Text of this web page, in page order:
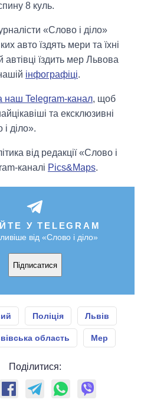
8 куль.
«Слово і діло»
авто їздять мери та їхні
автівці їздить мер Львова
інфографіці.
наш Telegram-канал, щоб
та ексклюзивні
діло».
від редакції «Слово і
каналі Pics&Maps.
У TELEGRAM
від «Слово і діло»
Підписатися
Поліція Львів
область Мер
Поділитися: